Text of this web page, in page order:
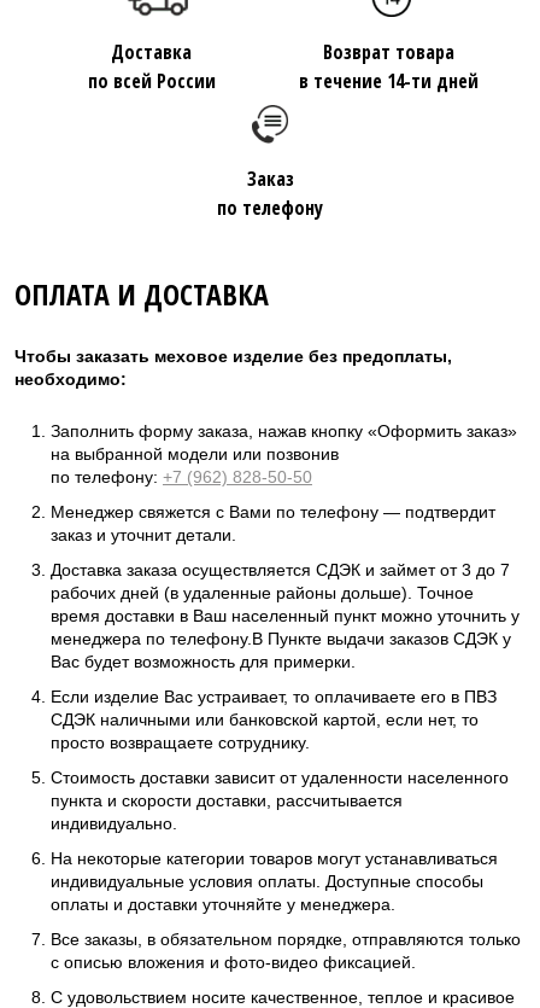
Доставка
по всей России
Возврат товара
в течение 14-ти дней
Заказ
по телефону
ОПЛАТА И ДОСТАВКА
Чтобы заказать меховое изделие без предоплаты,
необходимо:
Заполнить форму заказа, нажав кнопку «Оформить заказ»
на выбранной модели или позвонив
по телефону: +7 (962) 828-50-50
Менеджер свяжется с Вами по телефону — подтвердит
заказ и уточнит детали.
Доставка заказа осуществляется СДЭК и займет от 3 до 7
рабочих дней (в удаленные районы дольше). Точное
время доставки в Ваш населенный пункт можно уточнить у
менеджера по телефону.В Пункте выдачи заказов СДЭК у
Вас будет возможность для примерки.
Если изделие Вас устраивает, то оплачиваете его в ПВЗ
СДЭК наличными или банковской картой, если нет, то
просто возвращаете сотруднику.
Стоимость доставки зависит от удаленности населенного
пункта и скорости доставки, рассчитывается
индивидуально.
На некоторые категории товаров могут устанавливаться
индивидуальные условия оплаты. Доступные способы
оплаты и доставки уточняйте у менеджера.
Все заказы, в обязательном порядке, отправляются только
с описью вложения и фото-видео фиксацией.
С удовольствием носите качественное, теплое и красивое